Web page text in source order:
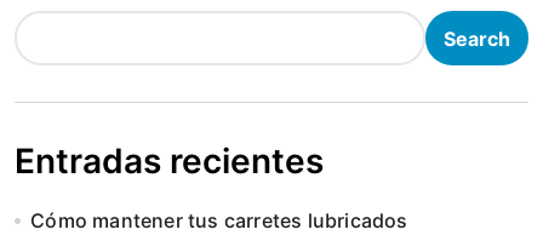
Search
Entradas recientes
Cómo mantener tus carretes lubricados